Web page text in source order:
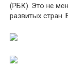
(РБК). Это не
развитых стран.